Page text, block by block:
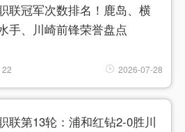
联冠军次数排名！鹿岛、横
手、川崎前锋荣誉盘点
22 2026-07-28
联第13轮：浦和红钻2-0胜川